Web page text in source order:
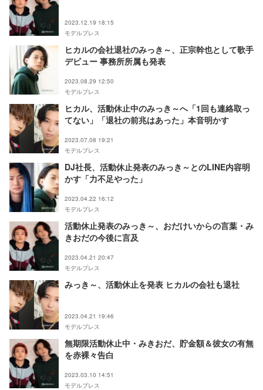
2023.12.19 18:15
モデルプレス
ヒカルの会社退社のみっき～、正宗幹也として歌手
デビュー 事務所所属も発表
2023.08.29 12:50
モデルプレス
ヒカル、活動休止中のみっき～へ「1回も連絡取っ
てない」「退社の前兆はあった」本音明かす
2023.07.08 19:21
モデルプレス
DJ社長、活動休止発表のみっき～とのLINE内容明
かす「力不足やった」
2023.04.22 16:12
モデルプレス
活動休止発表のみっき～、おだけいからの言葉・み
きおだの今後に言及
2023.04.21 20:47
モデルプレス
みっき～、活動休止を発表 ヒカルの会社も退社
2023.04.21 19:46
モデルプレス
無期限活動休止中・みきおだ、貯金額＆彼女の有無
を赤裸々告白
2023.03.10 14:51
モデルプレス